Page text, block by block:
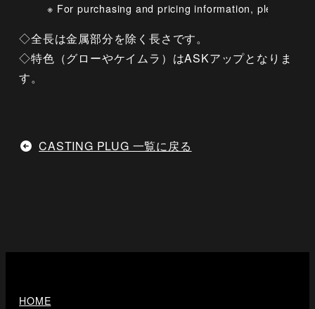
※ For purchasing and pricing information, please
◇全長は金属部分を除く長さです。
◇特色（グローやケイムラ）はASKアップとなりま
す。
CASTING PLUG 一覧に戻る
HOME